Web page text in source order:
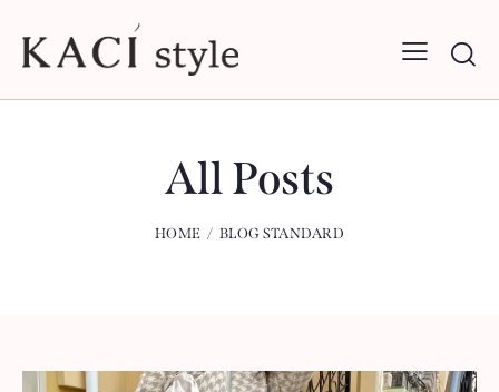
All Posts
HOME BLOG STANDARD